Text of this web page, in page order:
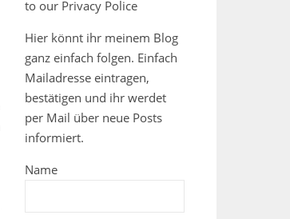
to our Privacy Police
Hier könnt ihr meinem Blog
ganz einfach folgen. Einfach
Mailadresse eintragen,
bestätigen und ihr werdet
per Mail über neue Posts
informiert.
Name